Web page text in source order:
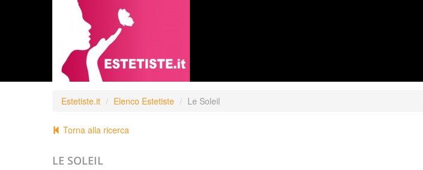
Estetiste.it Elenco Estetiste Le Soleil
Torna alla ricerca
LE SOLEIL